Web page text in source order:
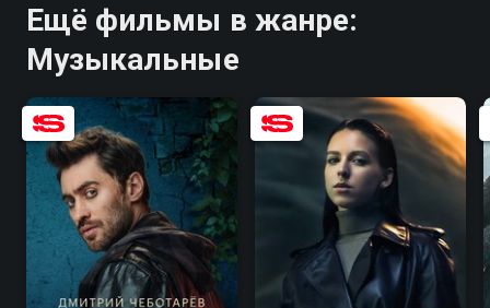
Ещё фильмы в жанре:
Музыкальные